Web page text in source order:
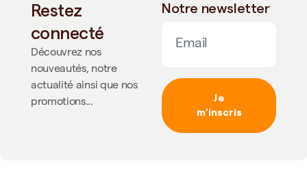
Restez
connecté
Découvrez nos
nouveautés, notre
actualité ainsi que nos
promotions...
Notre newsletter
Je
m'inscris